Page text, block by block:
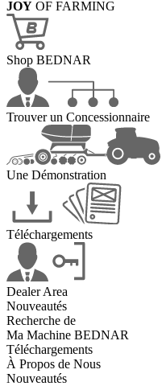
JOY OF FARMING
Shop BEDNAR
Trouver un Concessionnaire
Une Démonstration
Téléchargements
Dealer Area
Nouveautés
Recherche de
Ma Machine BEDNAR
Téléchargements
À Propos de Nous
Nouveautés